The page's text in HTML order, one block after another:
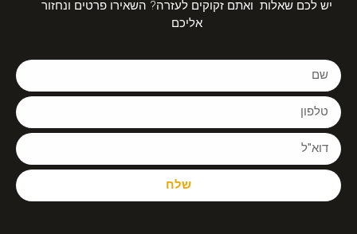
יש לכם שאלות ואתם זקוקים לעזרה? השאירו פרטים ונחזור
אליכם
שלח